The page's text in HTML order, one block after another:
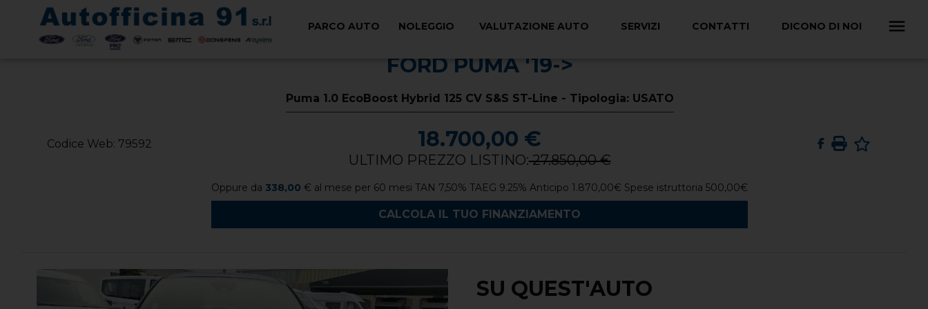
PARCO AUTO NOLEGGIO VALUTAZIONE AUTO SERVIZI CONTATTI DICONO DI NOI
< Torna Indietro
Codice Web: 79592
FORD PUMA '19->
Puma 1.0 EcoBoost Hybrid 125 CV S&S ST-Line - Tipologia: USATO
18.700,00 €
ULTIMO PREZZO LISTINO:27.850,00 €
Oppure da 338,00 € al mese per 60 mesi TAN 7,50% TAEG 9.25% Anticipo 1.870,00€ Spese istruttoria 500,00€
CALCOLA IL TUO FINANZIAMENTO
SU QUEST'AUTO